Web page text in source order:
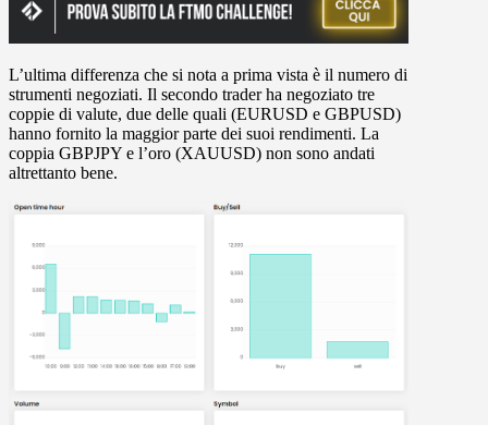
L’ultima differenza che si nota a prima vista è il numero di
strumenti negoziati. Il secondo trader ha negoziato tre
coppie di valute, due delle quali (EURUSD e GBPUSD)
hanno fornito la maggior parte dei suoi rendimenti. La
coppia GBPJPY e l’oro (XAUUSD) non sono andati
altrettanto bene.